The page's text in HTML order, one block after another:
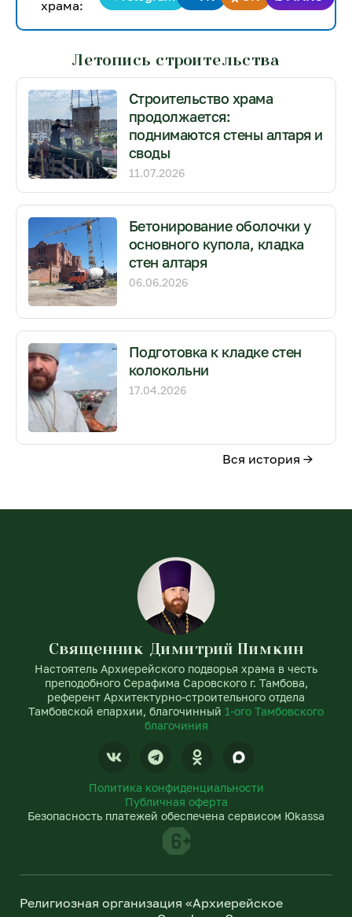
храма:
Летопись строительства
Строительство храма
продолжается:
поднимаются стены алтаря и
своды
11.07.2026
Бетонирование оболочки у
основного купола, кладка
стен алтаря
06.06.2026
Подготовка к кладке стен
колокольни
17.04.2026
Вся история →
Священник Димитрий Пимкин
Настоятель Архиерейского подворья храма в честь
преподобного Серафима Саровского г. Тамбова,
референт Архитектурно-строительного отдела
Тамбовской епархии, благочинный 1-ого Тамбовского
благочиния
V
k
T
e
e
g
m
O
d
o
k
s
i
Политика конфиденциальности
Публичная оферта
Безопасность платежей обеспечена сервисом Юkassa
Религиозная организация «Архиерейское